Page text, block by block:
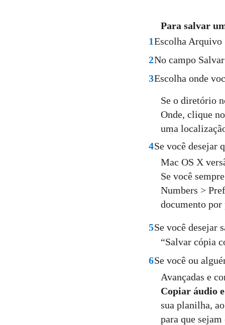
Para salvar
1Escolha Arquivo
2No campo
3Escolha onde
Se o diretório
Onde, clique
uma
4Se você desejar
Mac OS X
Se você
Numbers >
documento por
5Se você desejar
“Salvar cópia
6Se você ou
Avançadas e
Copiar áudio
sua planilha,
para que